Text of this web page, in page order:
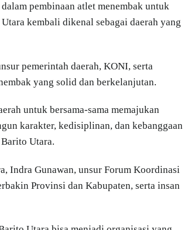
pembinaan atlet menembak untuk
kembali dikenal sebagai daerah yang
pemerintah daerah, KONI, serta
yang solid dan berkelanjutan.
untuk bersama-sama memajukan
karakter, kedisiplinan, dan kebanggaan
Utara.
Indra Gunawan, unsur Forum Koordinasi
Provinsi dan Kabupaten, serta insan